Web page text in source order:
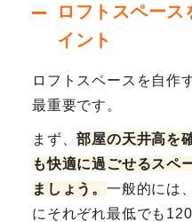
ロフトスペー
イント
ロフトスペースを自作
最重要です。
まず、部屋の天井高を
も快適に過ごせるスペ
ましょう。 一般的には
にそれぞれ最低でも